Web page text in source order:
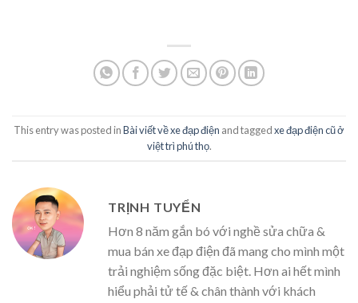
This entry was posted inBài viết về xe đạp điện and taggedxe đạp điện cũ ở
việt trì phú thọ.
TRỊNH TUYỂN
Hơn 8 năm gắn bó với nghề sửa chữa &
mua bán xe đạp điện đã mang cho mình một
trải nghiệm sống đặc biệt. Hơn ai hết mình
hiểu phải tử tế & chân thành với khách